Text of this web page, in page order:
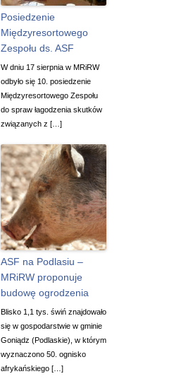
Posiedzenie
Międzyresortowego
Zespołu ds. ASF
W dniu 17 sierpnia w MRiRW
odbyło się 10. posiedzenie
Międzyresortowego Zespołu
do spraw łagodzenia skutków
związanych z […]
ASF na Podlasiu –
MRiRW proponuje
budowę ogrodzenia
Blisko 1,1 tys. świń znajdowało
się w gospodarstwie w gminie
Goniądz (Podlaskie), w którym
wyznaczono 50. ognisko
afrykańskiego […]